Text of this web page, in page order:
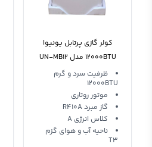
کولر گازی پرتابل یونیوا
12000BTU مدل UN-MB12
ظرفیت سرد و گرم
12000BTU
موتور روتاری
گاز مبرد R410A
کلاس انرژی A
ناحیه آب و هوای گزم
T3